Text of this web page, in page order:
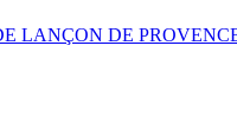
LANÇON DE